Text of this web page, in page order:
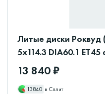
Литые диски Роквуд
5x114.3 DIA60.1
13 840 ₽
13840 в Сплит